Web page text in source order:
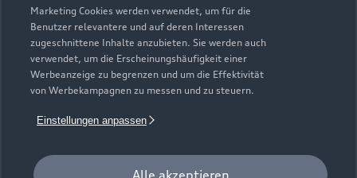
Marketing Cookies werden verwendet, um für die
Benutzer relevantere und auf deren Interessen
zugeschnittene Inhalte anzubieten. Sie werden auch
verwendet, um die Erscheinungshäufigkeit einer
Werbeanzeige zu begrenzen und um die Effektivität
von Werbekampagnen zu messen und zu steuern.
Einstellungen anpassen
Alle akzeptieren
Geschäftskunden
Audi digital services
myAudi
Audi Code
Häufige Fragen (FAQ)
Audi Online Beratung
Online-Terminvereinbarung
Servicekontakt
Unternehmen
Karriere
Investor Relations
Audi erleben
© 2026 AUDI AG. Alle Rechte vorbehalten
Impressum Rechtliches
Cookie-Richtlinie